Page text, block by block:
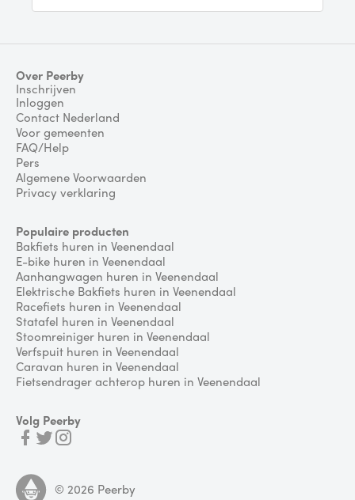
Over Peerby
Inschrijven
Inloggen
Contact Nederland
Voor gemeenten
FAQ/Help
Pers
Algemene Voorwaarden
Privacy verklaring
Populaire producten
Bakfiets huren in Veenendaal
E-bike huren in Veenendaal
Aanhangwagen huren in Veenendaal
Elektrische Bakfiets huren in Veenendaal
Racefiets huren in Veenendaal
Statafel huren in Veenendaal
Stoomreiniger huren in Veenendaal
Verfspuit huren in Veenendaal
Caravan huren in Veenendaal
Fietsendrager achterop huren in Veenendaal
Volg Peerby
© 2026 Peerby